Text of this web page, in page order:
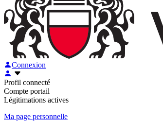
Connexion
Profil connecté
Compte portail
Légitimations actives
Ma page personnelle